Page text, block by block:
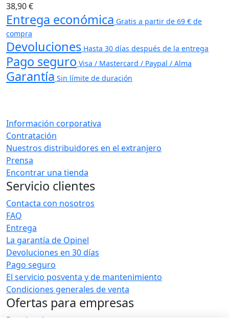
38,90 €
Entrega económica Gratis a partir de 69 € de
compra
Devoluciones Hasta 30 días después de la entrega
Pago seguro Visa / Mastercard / Paypal / Alma
Garantía Sin límite de duración
Información corporativa
Contratación
Nuestros distribuidores en el extranjero
Prensa
Encontrar una tienda
Servicio clientes
Contacta con nosotros
FAQ
Entrega
La garantía de Opinel
Devoluciones en 30 días
Pago seguro
El servicio posventa y de mantenimiento
Condiciones generales de venta
Ofertas para empresas